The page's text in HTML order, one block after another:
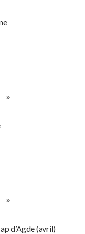
»
»
d’Agde (avril)